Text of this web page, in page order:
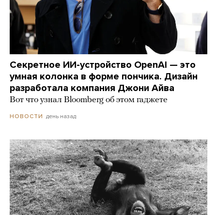
Секретное ИИ-устройство OpenAI — это
умная колонка в форме пончика. Дизайн
разработала компания Джони Айва
Вот что узнал Bloomberg об этом гаджете
НОВОСТИ день назад